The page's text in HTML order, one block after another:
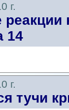
г.
14
г.
тучи